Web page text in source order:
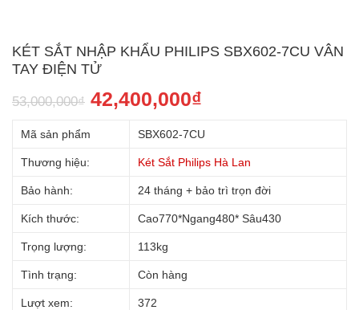
KÉT SẮT NHẬP KHẨU PHILIPS SBX602-7CU VÂN
TAY ĐIỆN TỬ
53,000,000₫ 42,400,000₫
Mã sản phẩm SBX602-7CU
Thương hiệu: Két Sắt Philips Hà Lan
Bảo hành: 24 tháng + bảo trì trọn đời
Kích thước: Cao770*Ngang480* Sâu430
Trọng lượng: 113kg
Tình trạng: Còn hàng
Lượt xem: 372